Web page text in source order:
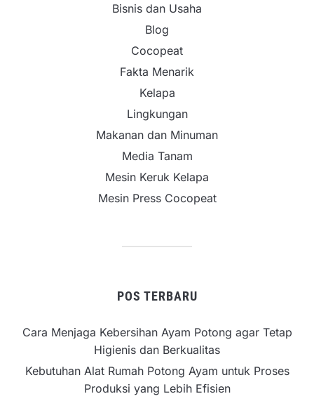
Bisnis dan Usaha
Blog
Cocopeat
Fakta Menarik
Kelapa
Lingkungan
Makanan dan Minuman
Media Tanam
Mesin Keruk Kelapa
Mesin Press Cocopeat
POS TERBARU
Cara Menjaga Kebersihan Ayam Potong agar Tetap
Higienis dan Berkualitas
Kebutuhan Alat Rumah Potong Ayam untuk Proses
Produksi yang Lebih Efisien